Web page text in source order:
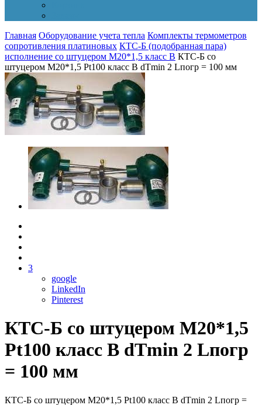
Главная Оборудование учета тепла Комплекты термометров
сопротивления платиновых КТС-Б (подобранная пара)
исполнение со штуцером М20*1,5 класс B КТС-Б со
штуцером М20*1,5 Pt100 класс B dTmin 2 Lпогр = 100 мм
3
google
LinkedIn
Pinterest
КТС-Б со штуцером М20*1,5
Pt100 класс B dTmin 2 Lпогр
= 100 мм
КТС-Б со штуцером М20*1,5 Pt100 класс B dTmin 2 Lпогр =